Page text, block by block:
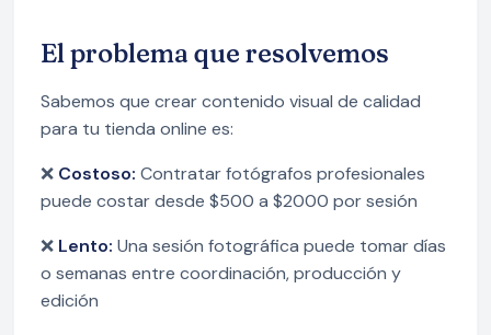
El problema que resolvemos
Sabemos que crear contenido visual de calidad
para tu tienda online es:
❌ Costoso: Contratar fotógrafos profesionales
puede costar desde $500 a $2000 por sesión
❌ Lento: Una sesión fotográfica puede tomar días
o semanas entre coordinación, producción y
edición